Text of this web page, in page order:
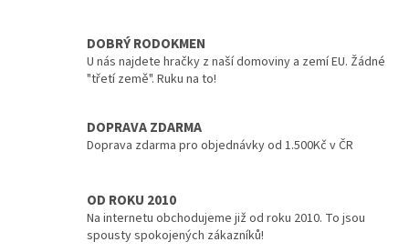
DOBRÝ RODOKMEN
U nás najdete hračky z naší domoviny a zemí EU. Žádné
"třetí země". Ruku na to!
DOPRAVA ZDARMA
Doprava zdarma pro objednávky od 1.500Kč v ČR
OD ROKU 2010
Na internetu obchodujeme již od roku 2010. To jsou
spousty spokojených zákazníků!